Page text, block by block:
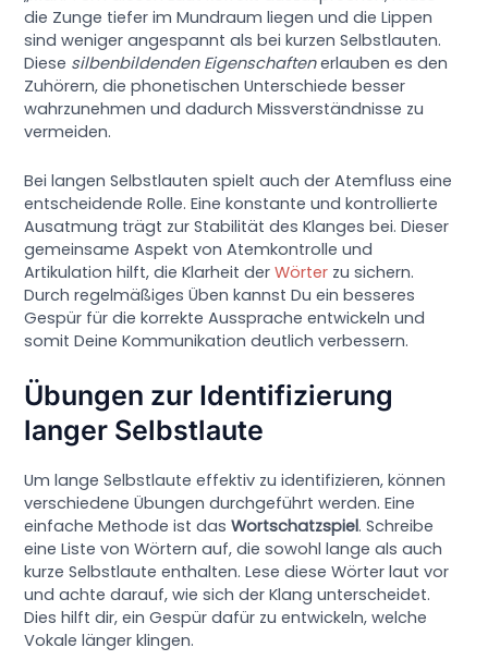
die Zunge tiefer im Mundraum liegen und die Lippen
sind weniger angespannt als bei kurzen Selbstlauten.
Diese silbenbildenden Eigenschaftenerlauben es den
Zuhörern, die phonetischen Unterschiede besser
wahrzunehmen und dadurch Missverständnisse zu
vermeiden.
Bei langen Selbstlauten spielt auch der Atemfluss eine
entscheidende Rolle. Eine konstante und kontrollierte
Ausatmung trägt zur Stabilität des Klanges bei. Dieser
gemeinsame Aspekt von Atemkontrolle und
Artikulation hilft, die Klarheit derWörter zu sichern.
Durch regelmäßiges Üben kannst Du ein besseres
Gespür für die korrekte Aussprache entwickeln und
somit Deine Kommunikation deutlich verbessern.
Übungen zur Identifizierung
langer Selbstlaute
Um lange Selbstlaute effektiv zu identifizieren, können
verschiedene Übungen durchgeführt werden. Eine
einfache Methode ist dasWortschatzspiel. Schreibe
eine Liste von Wörtern auf, die sowohl lange als auch
kurze Selbstlaute enthalten. Lese diese Wörter laut vor
und achte darauf, wie sich der Klang unterscheidet.
Dies hilft dir, ein Gespür dafür zu entwickeln, welche
Vokale länger klingen.